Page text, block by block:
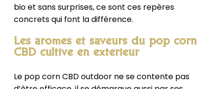
bio et sans surprises, ce sont ces repères
concrets qui font la différence.
Les arômes et saveurs du pop corn
CBD cultivé en extérieur
Le pop corn CBD outdoor ne se contente pas